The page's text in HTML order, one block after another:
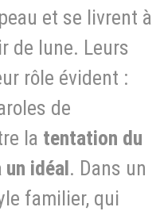
et se livrent à
de lune. Leurs
rôle évident :
de
la tentation du
un idéal. Dans un
familier, qui